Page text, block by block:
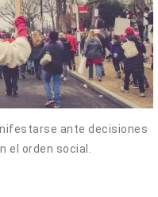
ante decisiones
el orden social.